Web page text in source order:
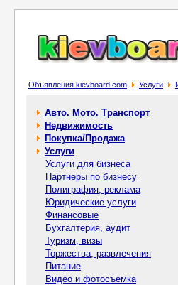
Объявления kievboard.com Услуги
Авто. Мото. Транспорт
Недвижимость
Покупка/Продажа
Услуги
Услуги для бизнеса
Партнеры по бизнесу
Полиграфия, реклама
Юридические услуги
Финансовые
Бухгалтерия, аудит
Туризм, визы
Торжества, развлечения
Питание
Видео и фотосъемка